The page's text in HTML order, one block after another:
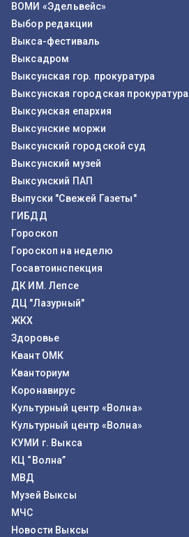
ВОМИ «Эдельвейс»
Выбор редакции
Выкса-фестиваль
Выксадром
Выксунская гор. прокуратура
Выксунская городская прокуратура
Выксунская епархия
Выксунские моржи
Выксунский городской суд
Выксунский музей
Выксунский ПАП
Выпуски "Свежей Газеты"
ГИБДД
Гороскоп
Гороскоп на неделю
Госавтоинспекция
ДК ИМ. Лепсе
ДЦ "Лазурный"
ЖКХ
Здоровье
Квант ОМК
Кванториум
Коронавирус
Культурный центр «Волна»
Культурный центр «Волна»
КУМИ г. Выкса
КЦ “Волна”
МВД
Музей Выксы
МЧС
Новости Выксы